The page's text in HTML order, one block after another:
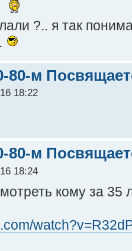
?.. я так
80-м
18:22
80-м
18:24
кому за 35